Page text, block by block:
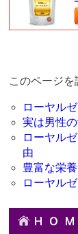
このページを
ローヤル
実は男性
ローヤル
由
豊富な栄
ローヤル